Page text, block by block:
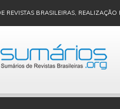
REVISTAS BRASILEIRAS, REALIZAÇÃO